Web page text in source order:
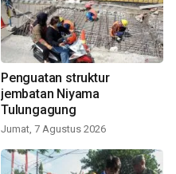
Penguatan struktur
jembatan Niyama
Tulungagung
Jumat, 7 Agustus 2026